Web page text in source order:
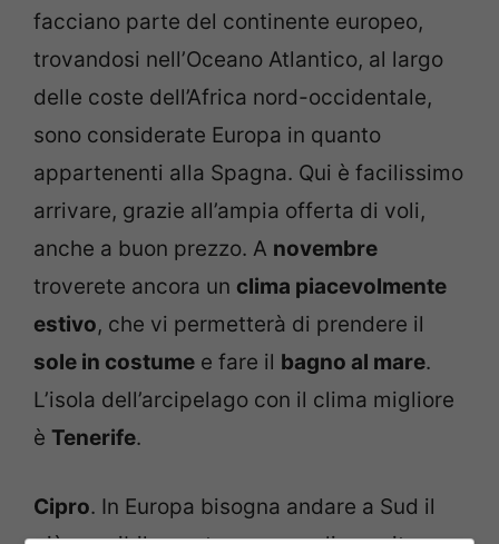
facciano parte del continente europeo,
trovandosi nell’Oceano Atlantico, al largo
delle coste dell’Africa nord-occidentale,
sono considerate Europa in quanto
appartenenti alla Spagna. Qui è facilissimo
arrivare, grazie all’ampia offerta di voli,
anche a buon prezzo. A novembre
troverete ancora un clima piacevolmente
estivo, che vi permetterà di prendere il
sole in costume e fare il bagno al mare.
L’isola dell’arcipelago con il clima migliore
è Tenerife.
Cipro. In Europa bisogna andare a Sud il